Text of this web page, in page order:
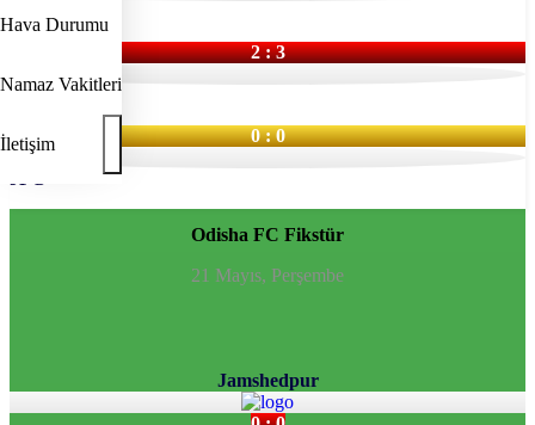
Hava Durumu
Namaz Vakitleri
İletişim
2 : 3
PFC
0 : 0
Odisha FC Fikstür
21 Mayıs, Perşembe
Jamshedpur